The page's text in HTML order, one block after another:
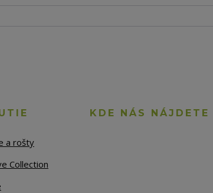
a rošty
Collection
KDE NÁS NÁJDETE